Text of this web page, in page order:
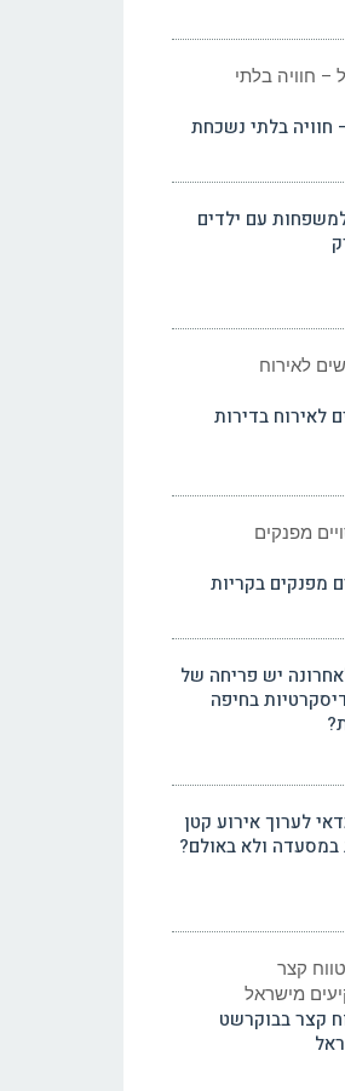
חוויה בלתי נשכחת
עם ילדים
לאירוח בדירות
מפנקים בקריות
יש פריחה של
בחיפה
לערוך אירוע קטן
במסעדה ולא באולם?
קצר בבוקרשט